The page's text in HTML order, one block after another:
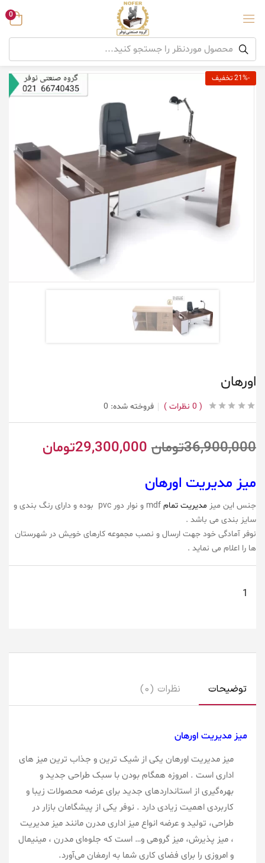
0
-21% تخفیف
اورهان
0 نظرات فروخته شده: 0
36,900,000تومان 29,300,000تومان
میز مدیریت اورهان
جنس این میز مدیریت تمام
mdf و نوار دور pvc بوده و دارای رنگ بندی و
سایز بندی می باشد .
نوفر آمادگی خود جهت ارسال و نصب مجموعه کارهای خویش در شهرستان
ها را اعلام می نماید .
توضیحات نظرات (0)
میز مدیریت اورهان
میز مدیریت اورهان یکی از شیک ترین و جذاب ترین میز های
اداری است . امروزه همگام بودن با سبک طراحی جدید و
بهره‌گیری از استانداردهای جدید برای عرضه محصولات زیبا و
کاربردی اهمیت زیادی دارد . نوفر یکی از پیشگامان بازار در
طراحی، تولید و عرضه انواع میز اداری مدرن مانند میز مدیریت
، میز پذیرش، میز گروهی و… است که جلوه‌ای مدرن ، مینیمال
و امروزی را برای فضای کاری شما به ارمغان می‌آورد.